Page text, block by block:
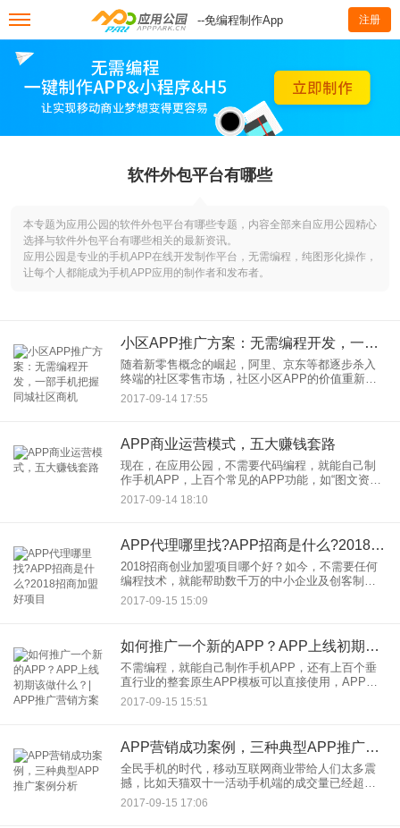
--免编程制作App 注册
软件外包平台有哪些
本专题为应用公园的软件外包平台有哪些专题，内容全部来自应用公园精心
选择与软件外包平台有哪些相关的最新资讯。
应用公园是专业的手机APP在线开发制作平台，无需编程，纯图形化操作，
让每个人都能成为手机APP应用的制作者和发布者。
小区APP推广方案：无需编程开发，一部手机把握同城社区商机
随着新零售概念的崛起，阿里、京东等都逐步杀入
终端的社区零售市场，社区小区APP的价值重新被
重视起来。一款社区小区APP，不仅可以到停水、
停电等小区公告，还能向物业公司报修物品、交纳
2017-09-14 17:55
APP商业运营模式，五大赚钱套路
现在，在应用公园，不需要代码编程，就能自己制
作手机APP，上百个常见的APP功能，如“图文资
讯、视频、聊天、论坛、贴吧、在线交易、签到、
店铺、第三方入驻、会员管理、个人中心、购物
2017-09-14 18:10
APP代理哪里找?APP招商是什么?2018招商加盟好项目
2018招商创业加盟项目哪个好？如今，不需要任何
编程技术，就能帮助数千万的中小企业及创客制作
开发手机APP，而且成本不到传统的外包的十分之
一？是的，应用公园2018移动互联网项目代理已启
2017-09-15 15:09
如何推广一个新的APP？APP上线初期该做什么？| APP推广营销方案
不需编程，就能自己制作手机APP，还有上百个垂
直行业的整套原生APP模板可以直接使用，APP开
发成本大幅度降低90%左右，这就是以应用公园为
代表的APP在线制作平台。利用应用公园平台，大
2017-09-15 15:51
APP营销成功案例，三种典型APP推广案例分析
全民手机的时代，移动互联网商业带给人们太多震
撼，比如天猫双十一活动手机端的成交量已经超过
80%；知识经济不就是通过手机把人们零碎的时间
加以运用，实现全民学习的热潮；基于手机APP的
2017-09-15 17:06